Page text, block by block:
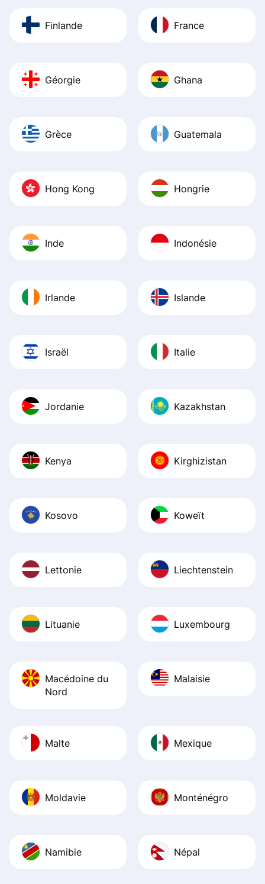
Finlande France
Géorgie Ghana
Grèce Guatemala
Hong Kong Hongrie
Inde Indonésie
Irlande Islande
Israël Italie
Jordanie Kazakhstan
Kenya Kirghizistan
Kosovo Koweït
Lettonie Liechtenstein
Lituanie Luxembourg
Macédoine du
Nord
Malaisie
Malte Mexique
Moldavie Monténégro
Namibie Népal